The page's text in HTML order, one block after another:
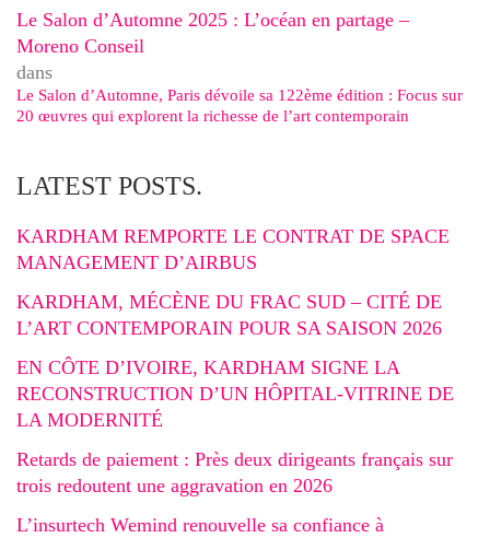
Le Salon d’Automne 2025 : L’océan en partage –
Moreno Conseil
dans
Le Salon d’Automne, Paris dévoile sa 122ème édition : Focus sur
20 œuvres qui explorent la richesse de l’art contemporain
LATEST POSTS.
KARDHAM REMPORTE LE CONTRAT DE SPACE
MANAGEMENT D’AIRBUS
KARDHAM, MÉCÈNE DU FRAC SUD – CITÉ DE
L’ART CONTEMPORAIN POUR SA SAISON 2026
EN CÔTE D’IVOIRE, KARDHAM SIGNE LA
RECONSTRUCTION D’UN HÔPITAL-VITRINE DE
LA MODERNITÉ
Retards de paiement : Près deux dirigeants français sur
trois redoutent une aggravation en 2026
L’insurtech Wemind renouvelle sa confiance à